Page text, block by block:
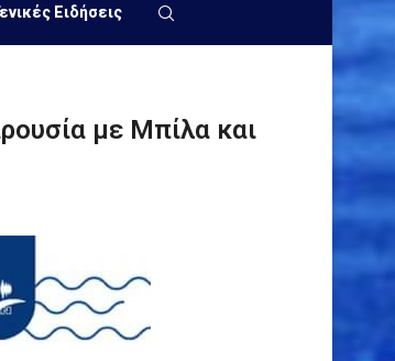
Ειδήσεις
με Μπίλα και